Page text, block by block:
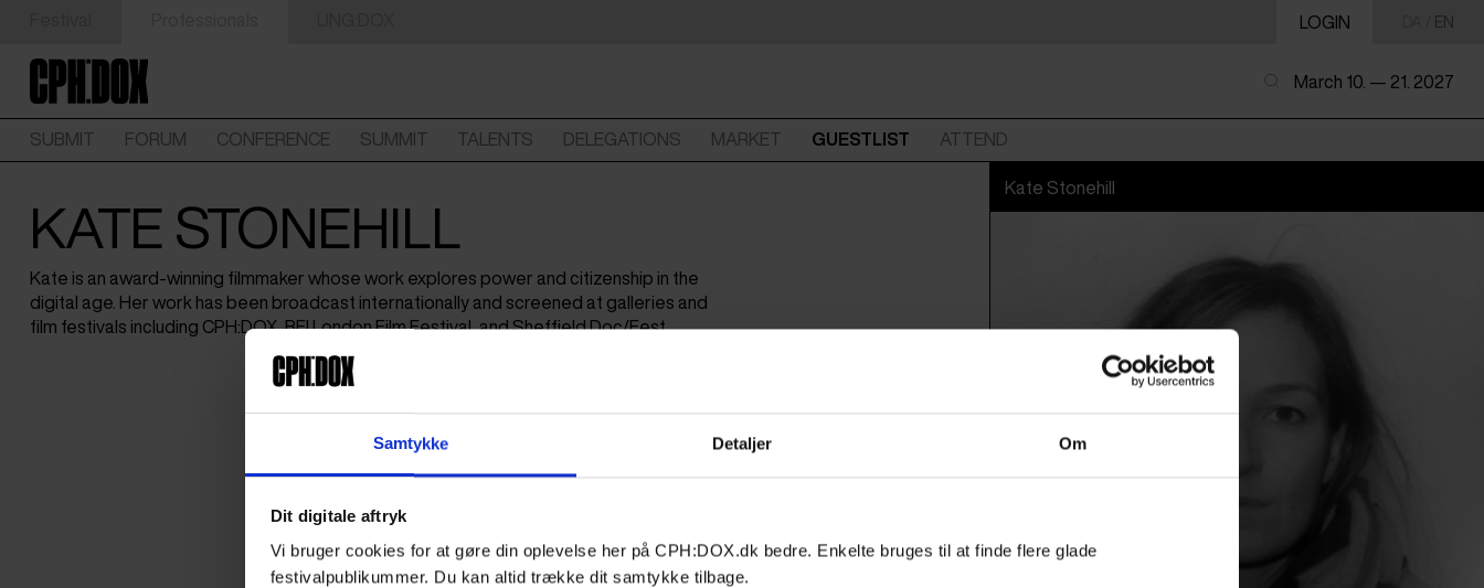
Samtykke Detaljer Om
Dit digitale aftryk
Vi bruger cookies for at gøre din oplevelse her på CPH:DOX.dk bedre. Enkelte bruges til at finde flere glade
festivalpublikummer. Du kan altid trække dit samtykke tilbage.
LOGIN EN
March 10. — 21. 2027
SUBMIT FORUM CONFERENCE SUMMIT TALENTS DELEGATIONS MARKET GUESTLIST ATTEND
KATE STONEHILL
Kate is an award-winning filmmaker whose work explores power and citizenship in the
digital age. Her work has been broadcast internationally and screened at galleries and
film festivals including CPH:DOX, BFI London Film Festival, and Sheffield Doc/Fest.
Kate Stonehill